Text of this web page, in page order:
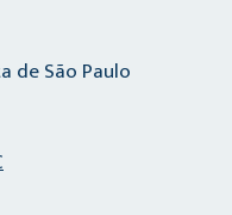
de São Paulo